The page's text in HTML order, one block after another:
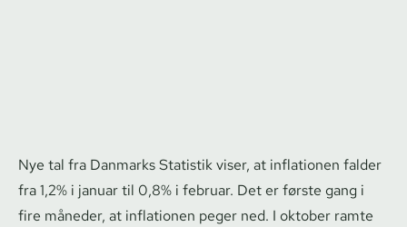
Nye tal fra Danmarks Statistik viser, at inflationen falder
fra 1,2% i januar til 0,8% i februar. Det er første gang i
fire måneder, at inflationen peger ned. I oktober ramte